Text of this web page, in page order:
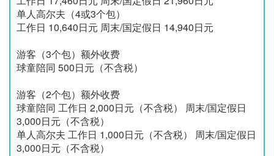
单人高尔夫（4或3个包）
工作日 10,640日元 周末/国定假日 14,940日元
游客（3个包）额外收费
球童陪同 500日元（不含税）
游客（2个包）额外收费
球童陪同 工作日 2,000日元（不含税） 周末/国定假日
3,000日元（不含税）
单人高尔夫 工作日 1,000日元（不含税） 周末/国定假日
3,000日元（不含税）